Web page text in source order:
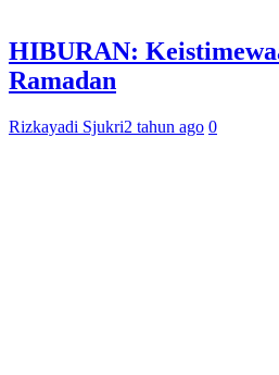
HIBURAN:
Ramadan
Rizkayadi Sjukri2 tahun ago 0